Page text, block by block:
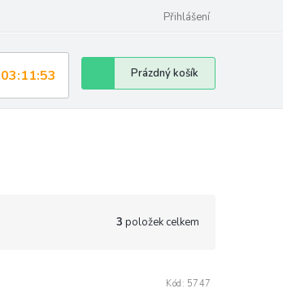
Přihlášení
03:11:53
Nákupní
košík
Prázdný košík
3 položek celkem
Kód: 5747